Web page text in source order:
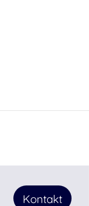
Kontakt